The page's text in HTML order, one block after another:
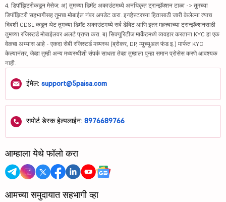
4. डिपॉझिटरीकडून मेसेज: अ) तुमच्या डिमॅट अकाउंटमध्ये अनधिकृत ट्रान्झॅक्शन टाळा -> तुमच्या
डिपॉझिटरी सहभागीसह तुमचा मोबाईल नंबर अपडेट करा. इन्व्हेस्टरच्या हितासाठी जारी केलेल्या त्याच
दिवशी CDSL कडून थेट तुमच्या डिमॅट अकाउंटमध्ये सर्व डेबिट आणि इतर महत्त्वाच्या ट्रान्झॅक्शनसाठी
तुमच्या रजिस्टर्ड मोबाईलवर अलर्ट प्राप्त करा. ब) सिक्युरिटीज मार्केटमध्ये व्यवहार करताना KYC हा एक
वेळचा अभ्यास आहे - एकदा सेबी रजिस्टर्ड मध्यस्थ (ब्रोकर, DP, म्युच्युअल फंड इ.) मार्फत KYC
केल्यानंतर, जेव्हा तुम्ही अन्य मध्यस्थीशी संपर्क साधता तेव्हा तुम्हाला पुन्हा समान प्रोसेस करणे आवश्यक
नाही.
ईमेल: support@5paisa.com
सपोर्ट डेस्क हेल्पलाईन: 8976689766
आम्हाला येथे फॉलो करा
आमच्या समुदायात सहभागी व्हा